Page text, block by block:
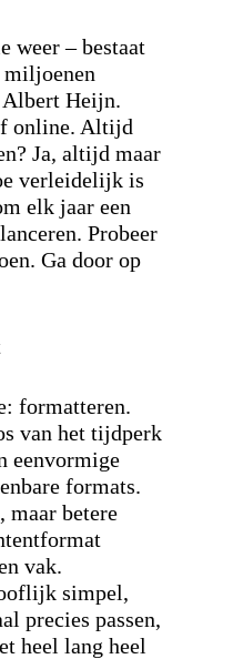
weer – bestaat
miljoenen
Heijn.
online. Altijd
Ja, altijd maar
verleidelijk is
elk jaar een
Probeer
Ga door op
formatteren.
van het tijdperk
eenvormige
formats.
maar betere
vak.
simpel,
precies passen,
heel lang heel